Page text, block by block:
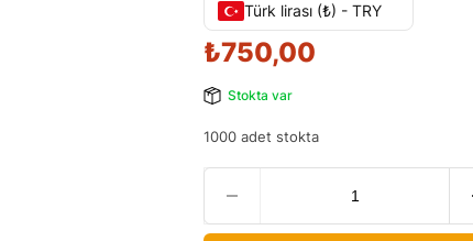
Türk lirası (₺) - TRY
₺750,00
Stokta var
1000 adet stokta